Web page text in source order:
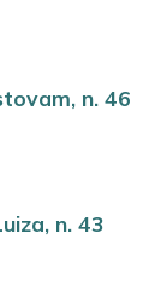
, n. 46
, n. 43